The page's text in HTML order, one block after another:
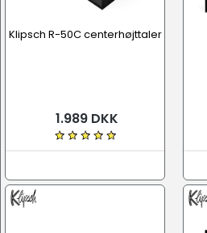
Klipsch R-50C centerhøjttaler
1.989 DKK